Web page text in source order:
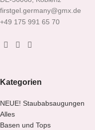
firstgel.germany@gmx.de
+49 175 991 65 70
Kategorien
NEUE! Staubabsaugungen
Alles
Basen und Tops